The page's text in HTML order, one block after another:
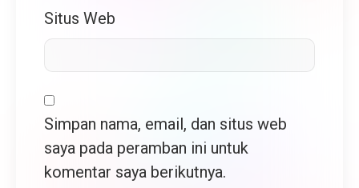
Situs Web
Simpan nama, email, dan situs web
saya pada peramban ini untuk
komentar saya berikutnya.